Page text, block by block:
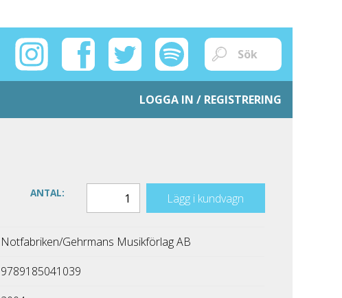
LOGGA IN / REGISTRERING
ANTAL: Lägg i kundvagn
Notfabriken/Gehrmans Musikförlag AB
9789185041039